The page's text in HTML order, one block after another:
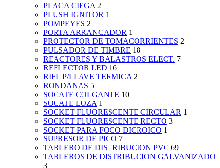
PLACA CIEGA 2
PLUSH IGNITOR 1
POMPEYES 2
PORTA ARRANCADOR 1
PROTECTOR DE TOMACORRIENTES 2
PULSADOR DE TIMBRE 18
REACTORES Y BALASTROS ELECT. 7
REFLECTOR LED 16
RIEL P/LLAVE TERMICA 2
RONDANAS 5
SOCATE COLGANTE 10
SOCATE LOZA 1
SOCKET FLUORESCENTE CIRCULAR 1
SOCKET FLUORESCENTE RECTO 3
SOCKET PARA FOCO DICROICO 1
SUPRESOR DE PICO 7
TABLERO DE DISTRIBUCION PVC 69
TABLEROS DE DISTRIBUCION GALVANIZADO
3